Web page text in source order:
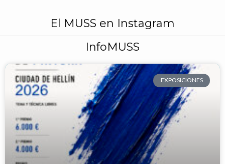
El MUSS en Instagram
InfoMUSS
EXPOSICIONES